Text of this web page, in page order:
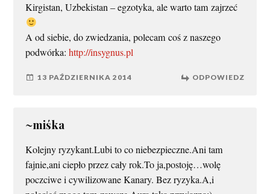
Kirgistan, Uzbekistan – egzotyka, ale warto tam zajrzeć
A od siebie, do zwiedzania, polecam coś z naszego
podwórka:http://insygnus.pl
13 PAŹDZIERNIKA 2014 ODPOWIEDZ
~miśka
Kolejny ryzykant.Lubi to co niebezpieczne.Ani tam
fajnie,ani ciepło przez cały rok.To ja,postoję…wolę
poczciwe i cywilizowane Kanary. Bez ryzyka.A,i